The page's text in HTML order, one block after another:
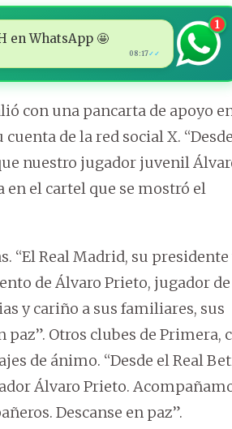
en WhatsApp 🤩
08:17✓✓
1
con una pancarta de apoyo
de la red social X.
nuestro jugador juvenil
el cartel que se mostró el
“El Real Madrid, su presidente
de Álvaro Prieto, jugador
y cariño a sus familiares, sus
paz”. Otros clubes de Primera,
de ánimo. “Desde el Real
Álvaro Prieto.
Descanse en paz”.